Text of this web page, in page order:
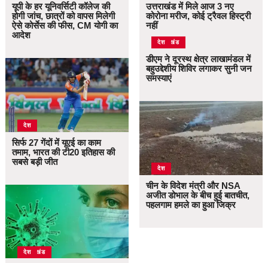
यूपी के हर यूनिवर्सिटी कॉलेज की
होगी जांच, छात्रों को वापस मिलेगी
ऐसे कोर्सेस की फीस, CM योगी का
आदेश
देश
सिर्फ 27 गेंदों में यूएई का काम
तमाम, भारत की टी20 इतिहास की
सबसे बड़ी जीत
उत्तराखंड
देश
उत्तराखंड में मिले आज 3 नए
कोरोना मरीज, कोई ट्रैवल हिस्ट्री
नहीं
उत्तराखंड
देश
डीएम ने दूरस्थ क्षेत्र लाखामंडल में
बहुउद्देशीय शिविर लगाकर सुनी जन
समस्याएं
देश
चीन के विदेश मंत्री और NSA
अजीत डोभाल के बीच हुई बातचीत,
पहलगाम हमले का हुआ जिक्र